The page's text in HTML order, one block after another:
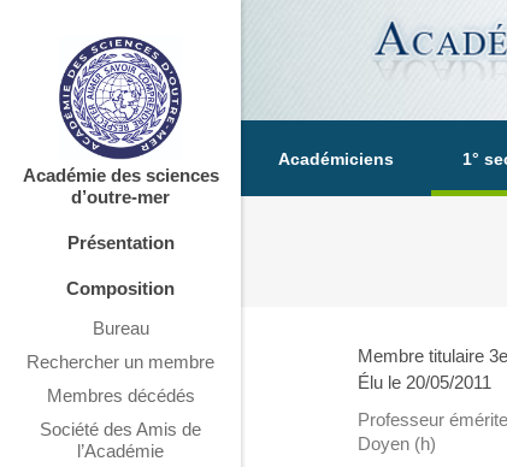
Académiciens 1°
Académie des sciences
d’outre-mer
Présentation
Composition
Bureau
Rechercher un membre
Membres décédés
Société des Amis de
l’Académie
Membre titulaire
Élu le 20/05/2011
Professeur
Doyen (h)